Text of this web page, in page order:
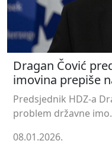
Dragan Čović
imovina prepiše
Predsjednik HDZ-a
problem državne
08.01.2026.